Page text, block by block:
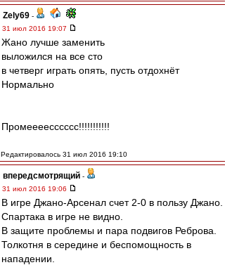
Zely69 -
31 июл 2016 19:07
Жано лучше заменить
выложился на все сто
в четверг играть опять, пусть отдохнёт
Нормально
Промеееесссссс!!!!!!!!!!!
Редактировалось 31 июл 2016 19:10
впередсмотрящий -
31 июл 2016 19:06
В игре Джано-Арсенал счет 2-0 в пользу Джано.
Спартака в игре не видно.
В защите проблемы и пара подвигов Реброва.
Толкотня в середине и беспомощность в
нападении.